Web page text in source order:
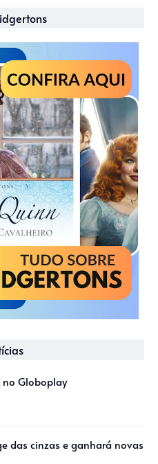
no Globoplay
das cinzas e ganhará novas